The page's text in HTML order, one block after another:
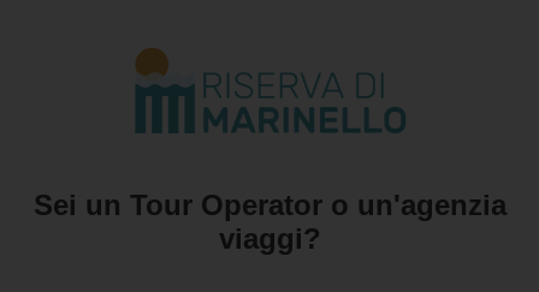
Sei un Tour Operator o un'agenzia
viaggi?​